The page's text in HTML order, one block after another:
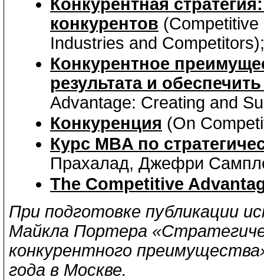
Конкурентная
конкурентов (Competitive
Industries and Competitors);
Конкурентное
результата и
Advantage: Creating and
Конкуренция (On
Курс MBA по
Прахалад, Джефри
The Competitive
При подготовке публикации
Майкла Портера
конкурентного
года в Москве.